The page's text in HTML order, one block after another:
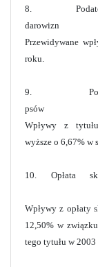
8.
Przewidywane
roku.
9.
psów
Wpływy z
wyższe o 6,67% w
10.
Wpływy z opłaty
12,50% w
tego tytułu w 2003